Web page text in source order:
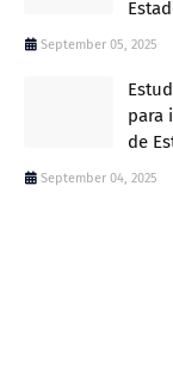
September 05, 2025
para
de
September 04, 2025